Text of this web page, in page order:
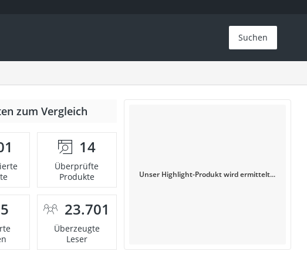
Suchen
zum Vergleich
14
Überprüfte
Produkte
23.701
Überzeugte
Leser
Unser Highlight-Produkt wird ermittelt...